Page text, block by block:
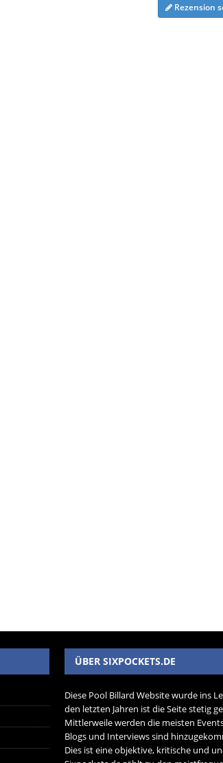
Rezension
ÜBER SIXPOCKETS.DE
Diese Pool Billard Website wurde ins
den letzten Jahren ist die Seite stetig
Mittlerweile werden die meisten
Blogs und Interviews sind
Dies ist eine objektive, kritische und